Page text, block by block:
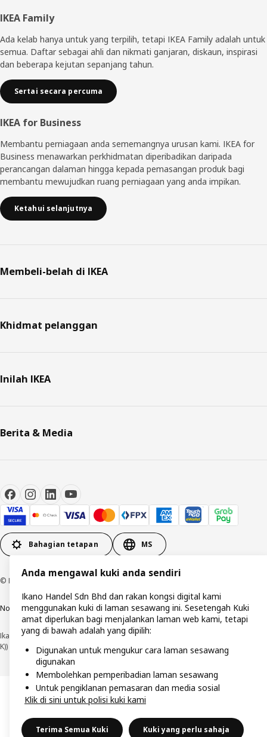
Pengaki
IKEA Family
Ada kelab hanya untuk yang terpilih, tetapi IKEA Family adalah untuk
semua. Daftar sebagai ahli dan nikmati ganjaran, diskaun, inspirasi
dan beberapa kejutan sepanjang tahun.
Sertai secara percuma
IKEA for Business
Membantu perniagaan anda sememangnya urusan kami. IKEA for
Business menawarkan perkhidmatan diperibadikan daripada
perancangan dalaman hingga kepada pemasangan produk bagi
membantu mewujudkan ruang perniagaan yang anda impikan.
Ketahui selanjutnya
Membeli-belah di IKEA
Khidmat pelanggan
Inilah IKEA
Berita & Media
Bahagian tetapan MS
© Inter IKEA Systems B.V. 1999-2026
Notis privasiPolisi kuki Terma penggunaanSyarat-syarat pembelian
Ikano Handel Sdn. Bhd. (No. Pendaftaran Syarikat: 201301044794 (1074617-
K))
Anda mengawal kuki anda sendiri
Ikano Handel Sdn Bhd dan rakan kongsi digital kami
menggunakan kuki di laman sesawang ini. Sesetengah Kuki
amat diperlukan bagi menjalankan laman web kami, tetapi
yang di bawah adalah yang dipilih:
Digunakan untuk mengukur cara laman sesawang
digunakan
Membolehkan pemperibadian laman sesawang
Untuk pengiklanan pemasaran dan media sosial
Klik di sini untuk polisi kuki kami
Terima Semua Kuki Kuki yang perlu sahaja